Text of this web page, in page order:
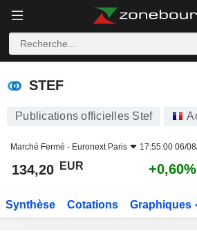
STEF
STEF
Publications officielles Stef
Marché Fermé - Euronext Paris 17:55:00 06/
134,20 EUR +0,60%
Synthèse Cotations Graphiques